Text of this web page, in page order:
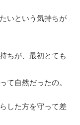
いという気持ちが
ちが、最初とても
て自然だったの。
した方を守って差